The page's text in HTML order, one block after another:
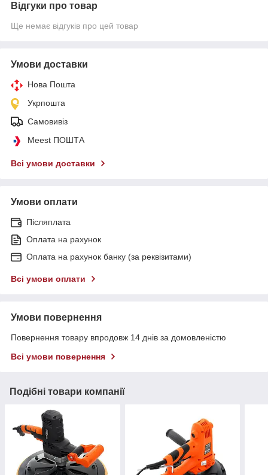
Відгуки про товар
Ще немає відгуків про цей товар
Умови доставки
Нова Пошта
Укрпошта
Самовивіз
Meest ПОШТА
Всі умови доставки
Умови оплати
Післяплата
Оплата на рахунок
Оплата на рахунок банку (за реквізитами)
Всі умови оплати
Умови повернення
Повернення товару впродовж 14 днів за домовленістю
Всі умови повернення
Подібні товари компанії